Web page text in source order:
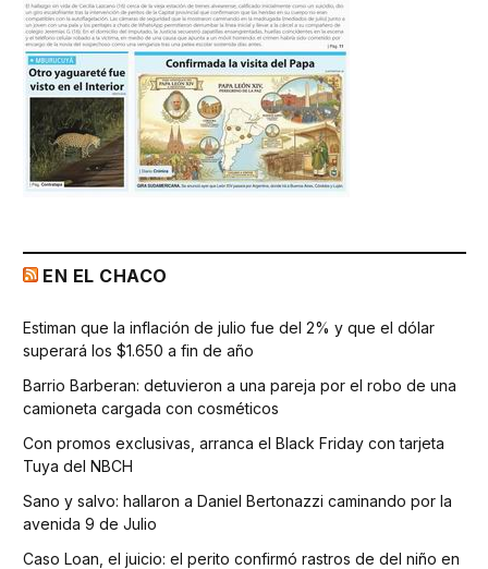
EN EL CHACO
Estiman que la inflación de julio fue del 2% y que el dólar
superará los $1.650 a fin de año
Barrio Barberan: detuvieron a una pareja por el robo de una
camioneta cargada con cosméticos
Con promos exclusivas, arranca el Black Friday con tarjeta
Tuya del NBCH
Sano y salvo: hallaron a Daniel Bertonazzi caminando por la
avenida 9 de Julio
Caso Loan, el juicio: el perito confirmó rastros de del niño en